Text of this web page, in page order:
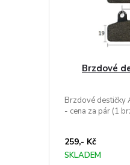
Brzdové
Brzdové destičky
- cena za pár (1
259,- Kč
SKLADEM